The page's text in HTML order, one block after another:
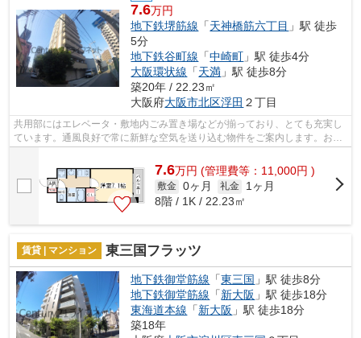
7.6万円
地下鉄堺筋線 「天神橋筋六丁目 」駅 徒歩
5分
地下鉄谷町線 「中崎町 」駅 徒歩4分
大阪環状線 「天満 」駅 徒歩8分
築20年 / 22.23㎡
大阪府大阪市北区浮田 ２丁目
共用部にはエレベータ・敷地内ごみ置き場などが揃っており、とても充実し
ています。通風良好で常に新鮮な空気を送り込む物件をご案内します。おし
ゃれなあなたには、外観タイル張りの...
7.6万円 (管理費等：11,000円 )
敷金 0ヶ月 礼金
1ヶ月
8階 / 1K / 22.23㎡
賃貸 | マンション 東三国フラッツ
地下鉄御堂筋線 「東三国 」駅 徒歩8分
地下鉄御堂筋線 「新大阪 」駅 徒歩18分
東海道本線 「新大阪 」駅 徒歩18分
築18年